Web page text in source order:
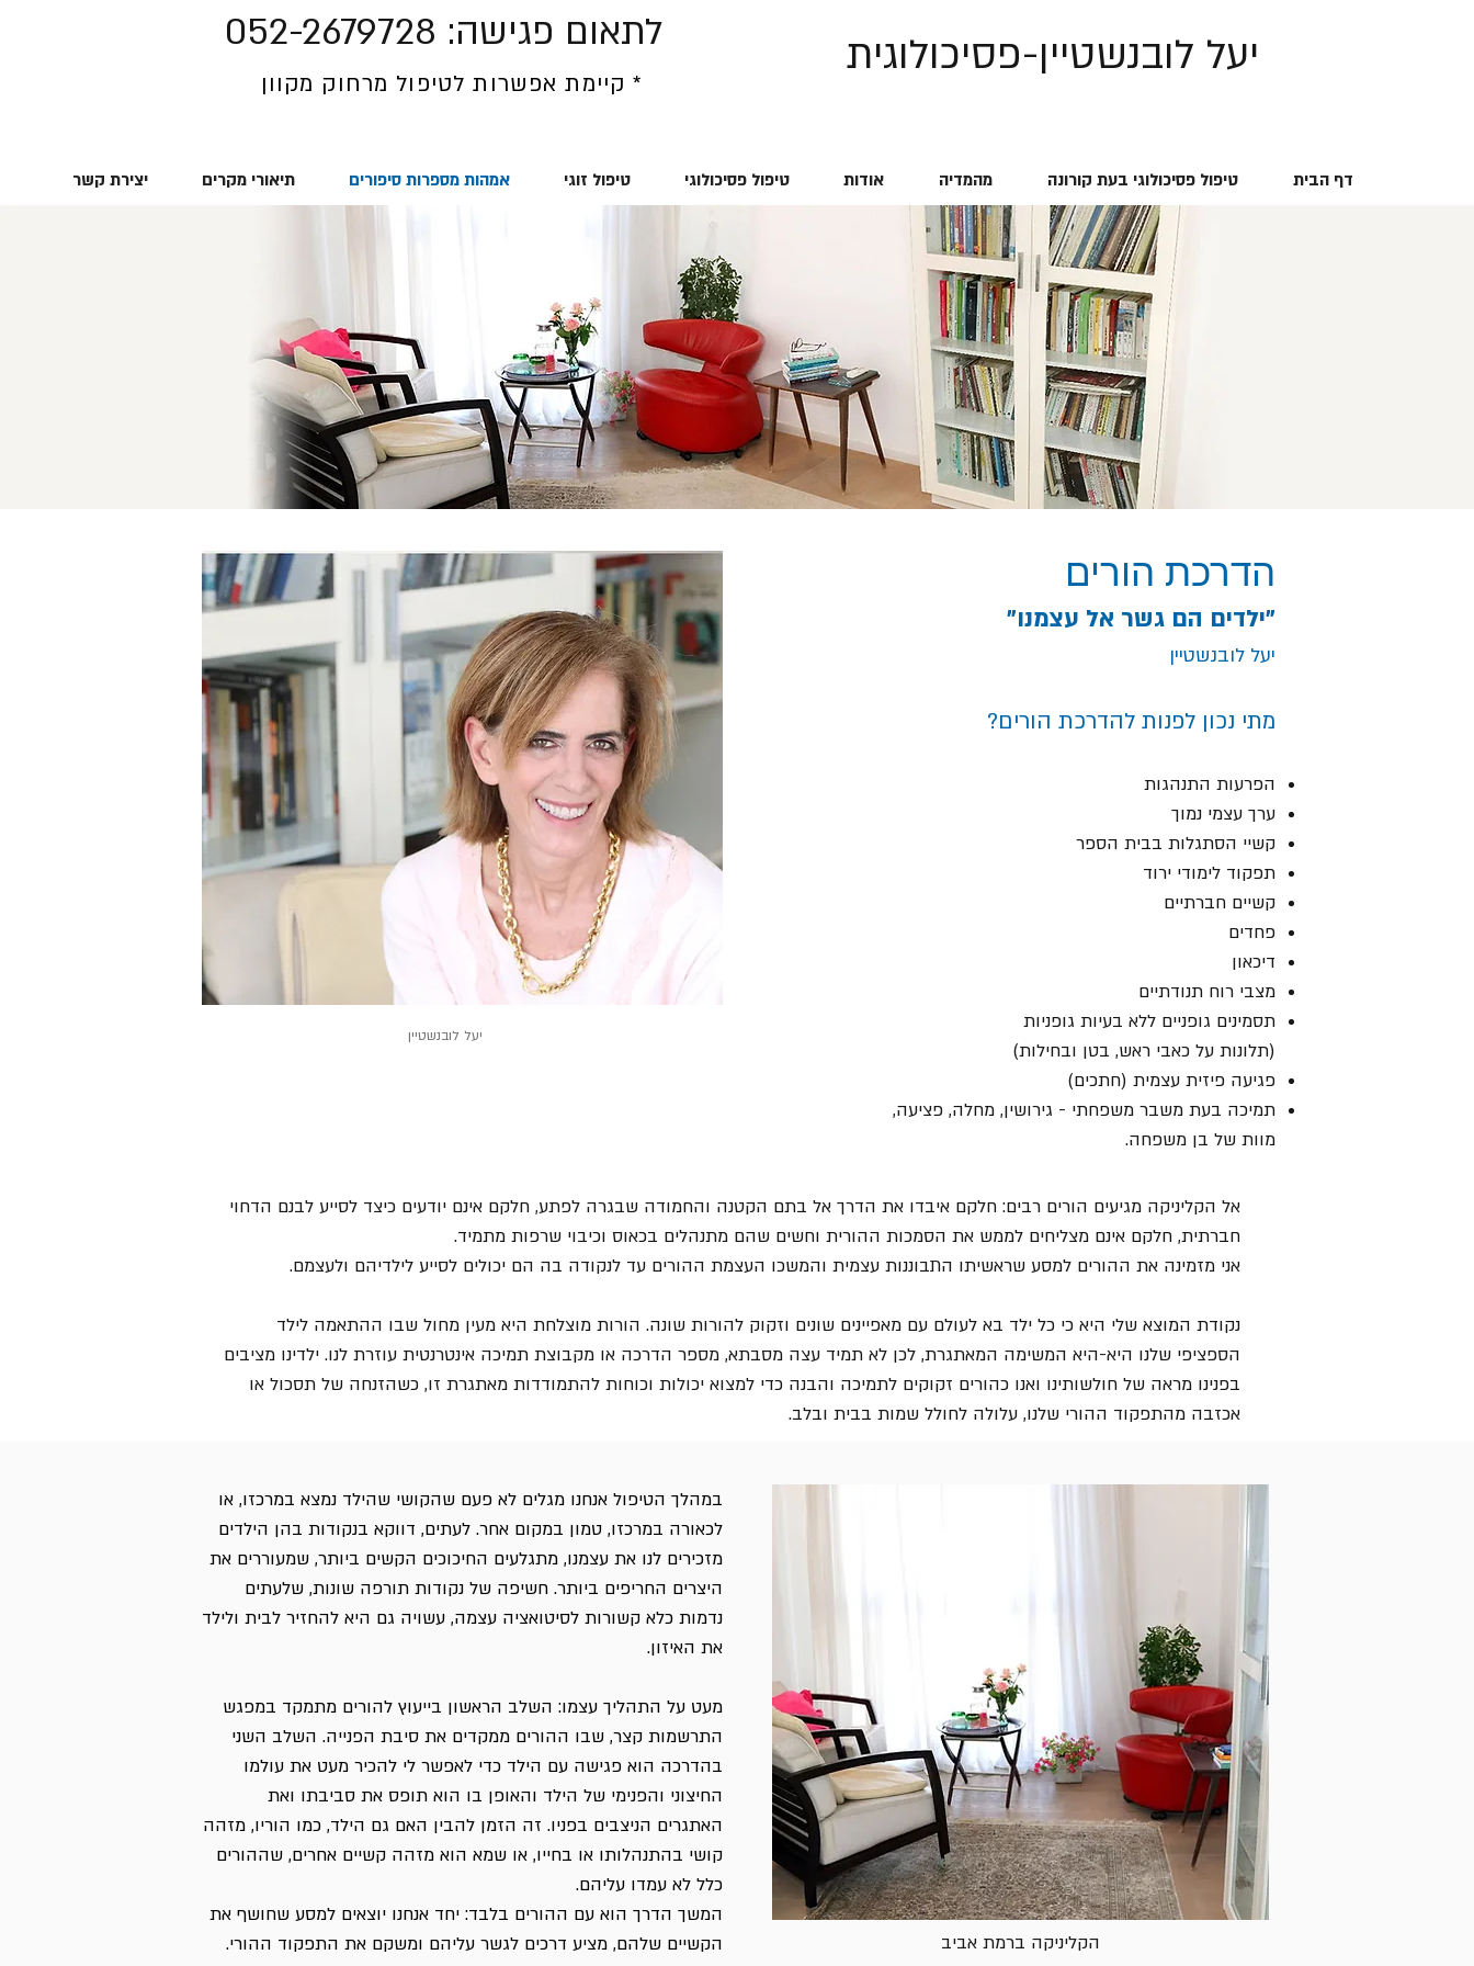
* קיימת אפשרות לטיפול מרחוק מקוון
יעל לובנשטיין-פסיכולוגית 052-2679728 :לתאום פגישה
דף הבית טיפול פסיכולוגי בעת קורונה מהמדיה אודות טיפול פסיכולוגי טיפול זוגי אמהות מספרות סיפורים תיאורי מקרים יצירת קשר
יעל לובנשטיין
הדרכת הורים
"ילדים הם גשר אל עצמנו"
יעל לובנשטיין
מתי נכון לפנות להדרכת הורים?
הפרעות התנהגות
ערך עצמי נמוך
קשיי הסתגלות בבית הספר
תפקוד לימודי ירוד
קשיים חברתיים
פחדים
דיכאון
מצבי רוח תנודתיים
תסמינים גופניים ללא בעיות גופניות
(תלונות על כאבי ראש, בטן ובחילות)
פגיעה פיזית עצמית (חתכים)
תמיכה בעת משבר משפחתי - גירושין, מחלה, פציעה,
מוות של בן משפחה.
אל הקליניקה מגיעים הורים רבים: חלקם איבדו את הדרך אל בתם הקטנה והחמודה שבגרה לפתע, חלקם אינם יודעים כיצד לסייע לבנם הדחוי
חברתית, חלקם אינם מצליחים לממש את הסמכות ההורית וחשים שהם מתנהלים בכאוס וכיבוי שרפות מתמיד.
אני מזמינה את ההורים למסע שראשיתו התבוננות עצמית והמשכו העצמת ההורים עד לנקודה בה הם יכולים לסייע לילדיהם ולעצמם.
נקודת המוצא שלי היא כי כל ילד בא לעולם עם מאפיינים שונים וזקוק להורות שונה. הורות מוצלחת היא מעין מחול שבו ההתאמה לילד
הספציפי שלנו היא-היא המשימה המאתגרת, לכן לא תמיד עצה מסבתא, מספר הדרכה או מקבוצת תמיכה אינטרנטית עוזרת לנו. ילדינו מציבים
בפנינו מראה של חולשותינו ואנו כהורים זקוקים לתמיכה והבנה כדי למצוא יכולות וכוחות להתמודדות מאתגרת זו, כשהזנחה של תסכול או
אכזבה מהתפקוד ההורי שלנו, עלולה לחולל שמות בבית ובלב.
במהלך הטיפול אנחנו מגלים לא פעם שהקושי שהילד נמצא במרכזו, או
לכאורה במרכזו, טמון במקום אחר. לעתים, דווקא בנקודות בהן הילדים
מזכירים לנו את עצמנו, מתגלעים החיכוכים הקשים ביותר, שמעוררים את
היצרים החריפים ביותר. חשיפה של נקודות תורפה שונות, שלעתים
נדמות כלא קשורות לסיטואציה עצמה, עשויה גם היא להחזיר לבית ולילד
את האיזון.
מעט על התהליך עצמו: השלב הראשון בייעוץ להורים מתמקד במפגש
התרשמות קצר, שבו ההורים ממקדים את סיבת הפנייה. השלב השני
בהדרכה הוא פגישה עם הילד כדי לאפשר לי להכיר מעט את עולמו
החיצוני והפנימי של הילד והאופן בו הוא תופס את סביבתו ואת
האתגרים הניצבים בפניו. זה הזמן להבין האם גם הילד, כמו הוריו, מזהה
קושי בהתנהלותו או בחייו, או שמא הוא מזהה קשיים אחרים, שההורים
כלל לא עמדו עליהם.
המשך הדרך הוא עם ההורים בלבד: יחד אנחנו יוצאים למסע שחושף את
הקשיים שלהם, מציע דרכים לגשר עליהם ומשקם את התפקוד ההורי.
הקליניקה ברמת אביב